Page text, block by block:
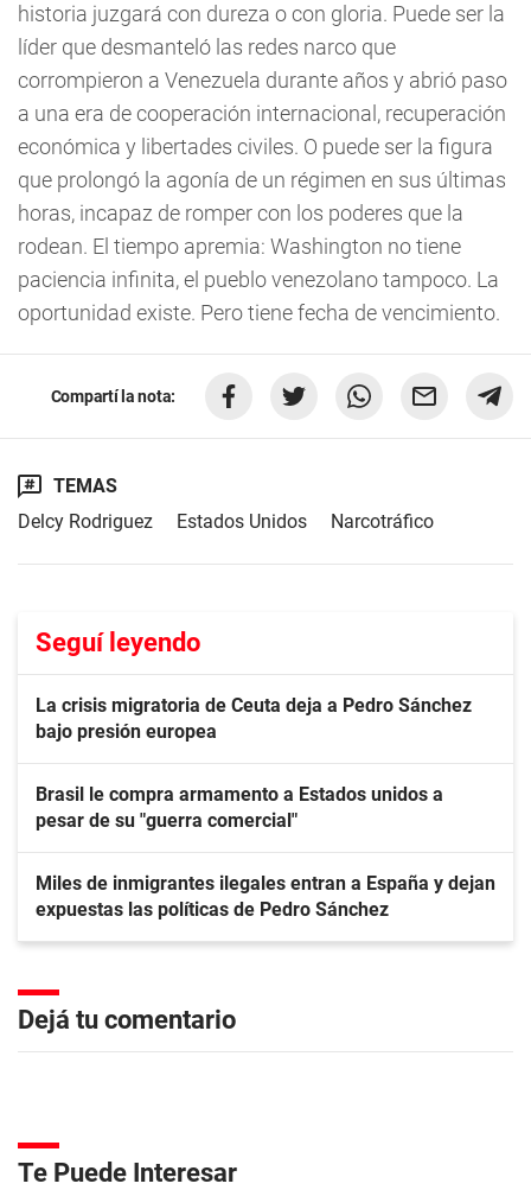
historia juzgará con dureza o con gloria. Puede ser la
líder que desmanteló las redes narco que
corrompieron a Venezuela durante años y abrió paso
a una era de cooperación internacional, recuperación
económica y libertades civiles. O puede ser la figura
que prolongó la agonía de un régimen en sus últimas
horas, incapaz de romper con los poderes que la
rodean. El tiempo apremia: Washington no tiene
paciencia infinita, el pueblo venezolano tampoco. La
oportunidad existe. Pero tiene fecha de vencimiento.
Compartí la nota:
TEMAS
Delcy Rodriguez
Estados Unidos Narcotráfico
Seguí leyendo
La crisis migratoria de Ceuta deja a Pedro Sánchez
bajo presión europea
Brasil le compra armamento a Estados unidos a
pesar de su "guerra comercial"
Miles de inmigrantes ilegales entran a España y dejan
expuestas las políticas de Pedro Sánchez
Dejá tu comentario
Te Puede Interesar